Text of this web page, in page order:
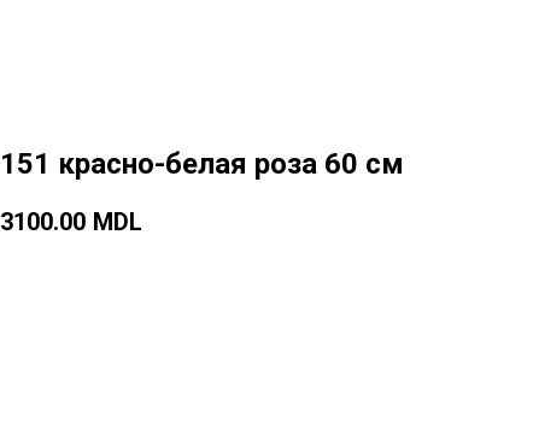
151 красно-белая роза 60 см
3100.00 MDL